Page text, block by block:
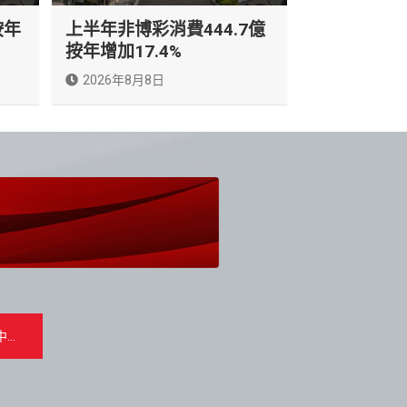
上半年非博彩消費444.7億
按年增加17.4%
2026年8月8日